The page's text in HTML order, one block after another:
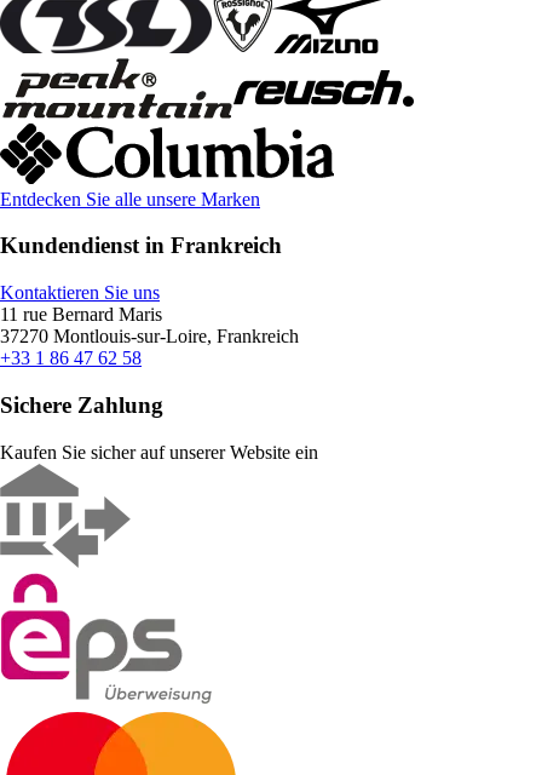
Entdecken Sie alle unsere Marken
Kundendienst in Frankreich
Kontaktieren Sie uns
11 rue Bernard Maris
37270 Montlouis-sur-Loire, Frankreich
+33 1 86 47 62 58
Sichere Zahlung
Kaufen Sie sicher auf unserer Website ein